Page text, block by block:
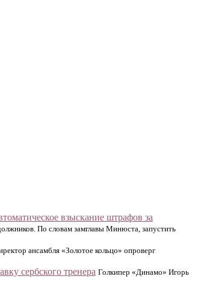
взыскание штрафов за
По словам замглавы Минюста, запустить
ансамбля «Золотое кольцо» опроверг
сербского тренера Голкипер «Динамо» Игорь